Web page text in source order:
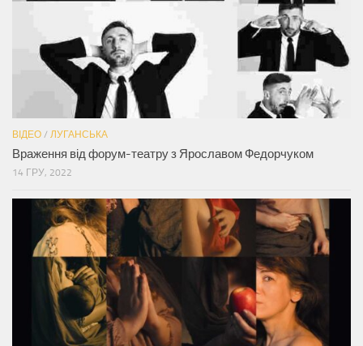
ВІДЕО / ЛУГАНСЬКА
Враження від форум-театру з Ярославом Федорчуком
14 ГРУ, 2022